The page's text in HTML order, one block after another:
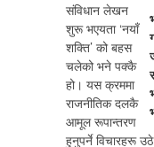
संविधान लेखन
शुरू भएयता ‘नयाँ
शक्ति’ को बहस
चलेको भने पक्कै
हो। यस क्रममा
राजनीतिक दलकै
आमूल रूपान्तरण
हुनुपर्ने विचारहरू